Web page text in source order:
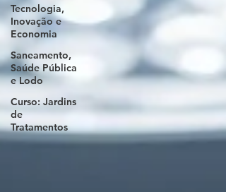
Tecnologia,
Inovação e
Economia
Saneamento,
Saúde Pública
e Lodo
Curso: Jardins
de
Tratamentos